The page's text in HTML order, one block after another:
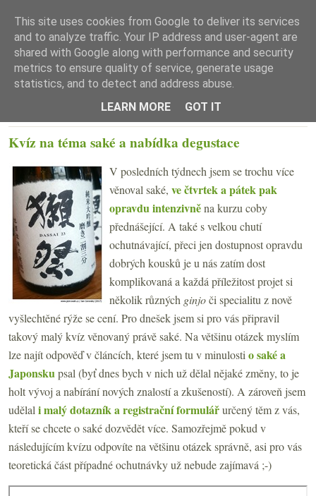
☰ Menu
Kvíz na téma saké a nabídka degustace
V posledních týdnech jsem se trochu více
věnoval saké, ve čtvrtek a pátek pak
opravdu intenzivněna kurzu coby
přednášející. A také s velkou chutí
ochutnávající, přeci jen dostupnost opravdu
dobrých kousků je u nás zatím dost
komplikovaná a každá příležitost projet si
několik různých ginjoči specialitu z nově
vyšlechtěné rýže se cení. Pro dnešek jsem si pro vás připravil
takový malý kvíz věnovaný právě saké. Na většinu otázek myslím
lze najít odpověď v článcích, které jsem tu v minulosti o saké a
Japonskupsal (byť dnes bych v nich už dělal nějaké změny, to je
holt vývoj a nabírání nových znalostí a zkušeností). A zároveň jsem
udělal i malý dotazník a registrační formulářurčený těm z vás,
kteří se chcete o saké dozvědět více. Samozřejmě pokud v
následujícím kvízu odpovíte na většinu otázek správně, asi pro vás
teoretická část případné ochutnávky už nebude zajímavá ;-)
This site uses cookies from Google to deliver its services
and to analyze traffic. Your IP address and user-agent are
shared with Google along with performance and security
metrics to ensure quality of service, generate usage
statistics, and to detect and address abuse.
LEARN MORE
GOT IT